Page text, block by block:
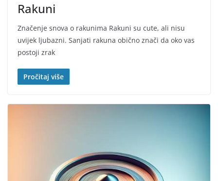
Rakuni
Značenje snova o rakunima Rakuni su cute, ali nisu
uvijek ljubazni. Sanjati rakuna obično znači da oko vas
postoji zrak
Pročitaj više